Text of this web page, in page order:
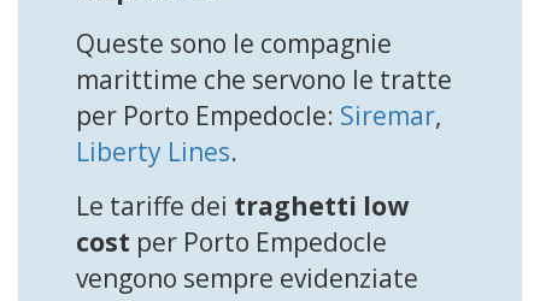
Queste sono le compagnie
marittime che servono le tratte
per Porto Empedocle: Siremar,
Liberty Lines.
Le tariffe dei traghetti low
cost per Porto Empedocle
vengono sempre evidenziate